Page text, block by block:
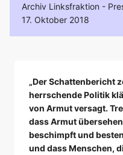
Archiv Linksfraktion -
17. Oktober 2018
„Der Schattenbericht
herrschende Politik
von Armut versagt.
dass Armut
beschimpft und
und dass Menschen,